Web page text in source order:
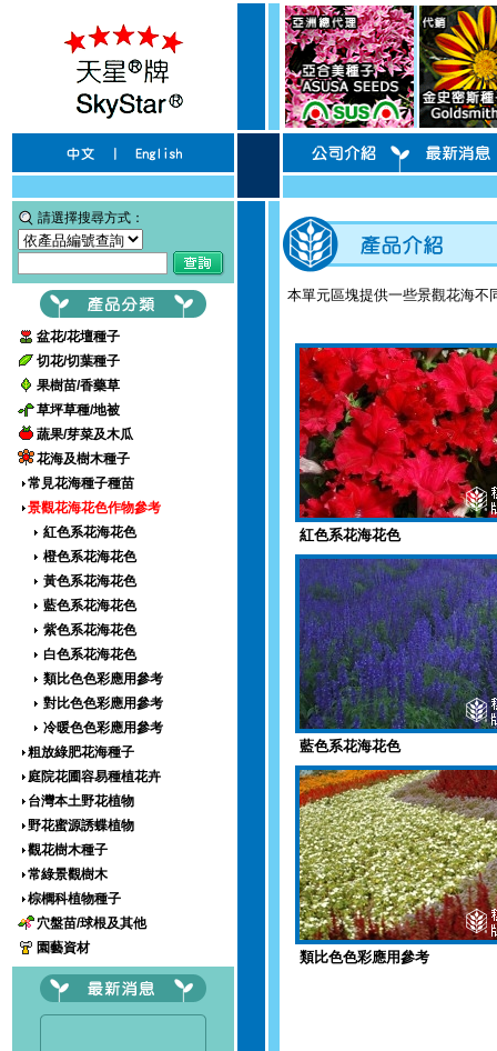
請選擇搜尋方式：
盆花/花壇種子
切花/切葉種子
果樹苗/香藥草
草坪草種/地被
蔬果/芽菜及木瓜
花海及樹木種子
常見花海種子種苗
景觀花海花色作物參考
紅色系花海花色
橙色系花海花色
黃色系花海花色
藍色系花海花色
紫色系花海花色
白色系花海花色
類比色色彩應用參考
對比色色彩應用參考
冷暖色色彩應用參考
粗放綠肥花海種子
庭院花圃容易種植花卉
台灣本土野花植物
野花蜜源誘蝶植物
觀花樹木種子
常綠景觀樹木
棕櫚科植物種子
穴盤苗/球根及其他
園藝資材
本單元區塊提供一些景觀花海不
紅色系花海花色
藍色系花海花色
類比色色彩應用參考